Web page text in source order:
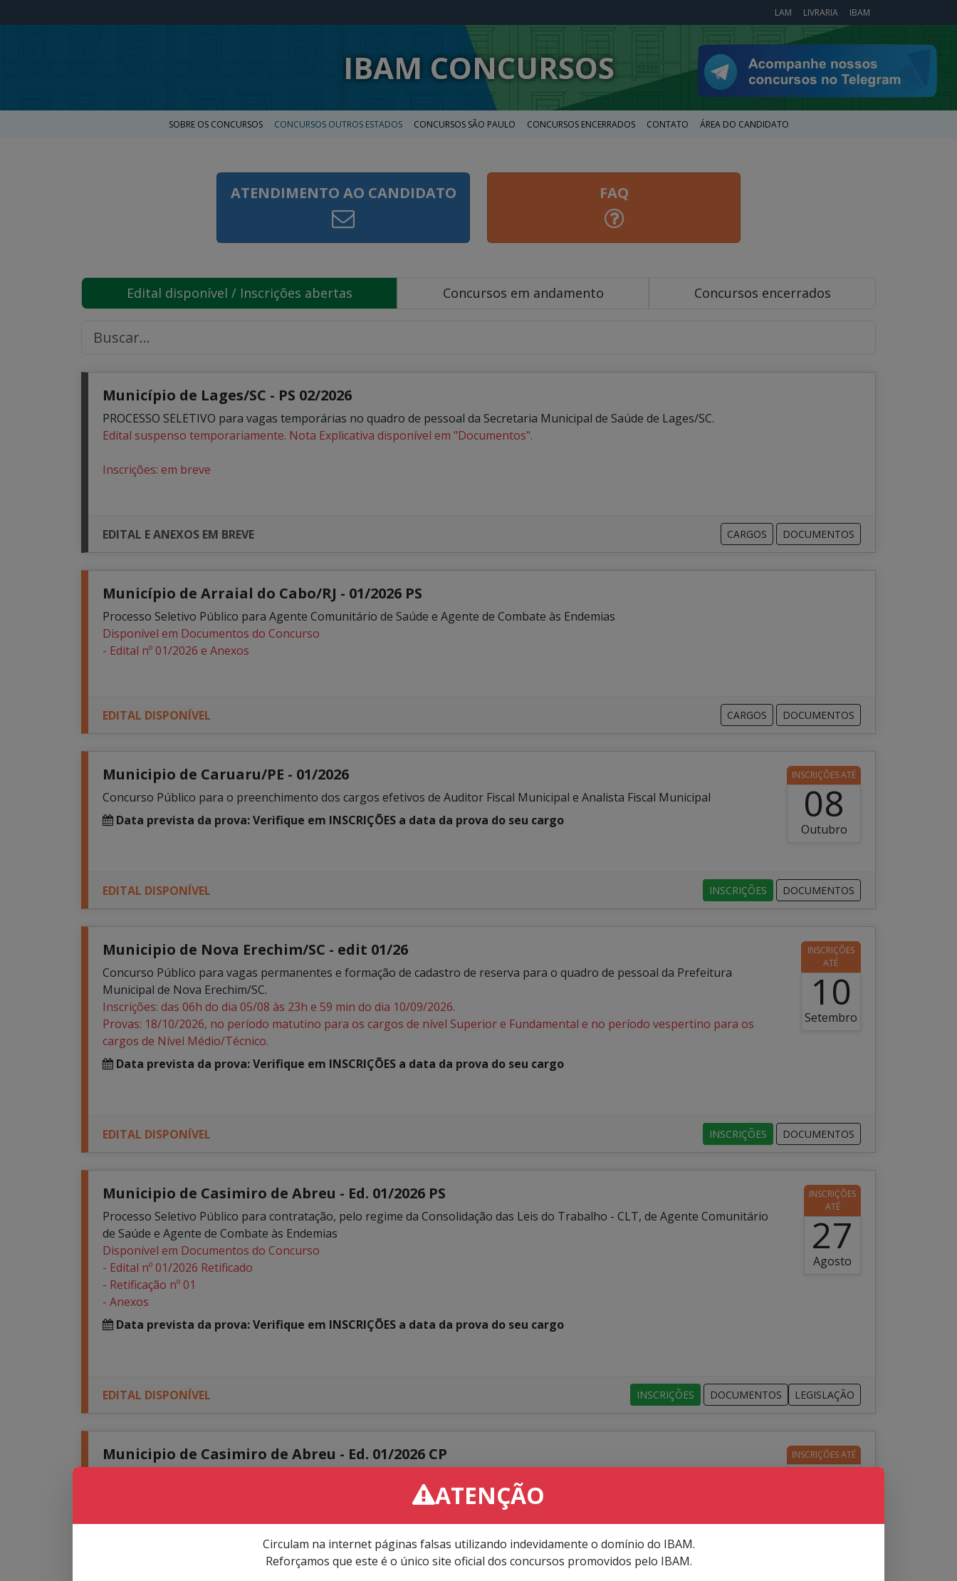
LAM LIVRARIA IBAM
IBAM CONCURSOS
SOBRE OS CONCURSOS CONCURSOS OUTROS ESTADOS CONCURSOS SÃO PAULO CONCURSOS ENCERRADOS CONTATO ÁREA DO CANDIDATO
ATENÇÃO
Circulam na internet páginas falsas utilizando indevidamente o domínio do IBAM.
Reforçamos que este é o único site oficial dos concursos promovidos pelo IBAM.
ATENDIMENTO AO CANDIDATO FAQ
Edital disponível / Inscrições abertas Concursos em andamento Concursos encerrados
Município de Lages/SC - PS 02/2026
PROCESSO SELETIVO para vagas temporárias no quadro de pessoal da Secretaria Municipal de Saúde de Lages/SC.
Edital suspenso temporariamente. Nota Explicativa disponível em "Documentos".
Inscrições: em breve
EDITAL E ANEXOS EM BREVE CARGOS DOCUMENTOS
Município de Arraial do Cabo/RJ - 01/2026 PS
Processo Seletivo Público para Agente Comunitário de Saúde e Agente de Combate às Endemias
Disponível em Documentos do Concurso
- Edital nº 01/2026 e Anexos
EDITAL DISPONÍVEL CARGOS DOCUMENTOS
Municipio de Caruaru/PE - 01/2026
Concurso Público para o preenchimento dos cargos efetivos de Auditor Fiscal Municipal e Analista Fiscal Municipal
Data prevista da prova: Verifique em INSCRIÇÕES a data da prova do seu cargo
INSCRIÇÕES ATÉ
08
Outubro
EDITAL DISPONÍVEL INSCRIÇÕES DOCUMENTOS
Municipio de Nova Erechim/SC - edit 01/26
Concurso Público para vagas permanentes e formação de cadastro de reserva para o quadro de pessoal da Prefeitura
Municipal de Nova Erechim/SC.
Inscrições: das 06h do dia 05/08 às 23h e 59 min do dia 10/09/2026.
Provas: 18/10/2026, no período matutino para os cargos de nível Superior e Fundamental e no período vespertino para os
cargos de Nível Médio/Técnico.
Data prevista da prova: Verifique em INSCRIÇÕES a data da prova do seu cargo
INSCRIÇÕES
ATÉ
10
Setembro
EDITAL DISPONÍVEL INSCRIÇÕES DOCUMENTOS
Municipio de Casimiro de Abreu - Ed. 01/2026 PS
Processo Seletivo Público para contratação, pelo regime da Consolidação das Leis do Trabalho - CLT, de Agente Comunitário
de Saúde e Agente de Combate às Endemias
Disponível em Documentos do Concurso
- Edital nº 01/2026 Retificado
- Retificação nº 01
- Anexos
Data prevista da prova: Verifique em INSCRIÇÕES a data da prova do seu cargo
INSCRIÇÕES
ATÉ
27
Agosto
EDITAL DISPONÍVEL INSCRIÇÕES DOCUMENTOS LEGISLAÇÃO
Municipio de Casimiro de Abreu - Ed. 01/2026 CP INSCRIÇÕES ATÉ
27